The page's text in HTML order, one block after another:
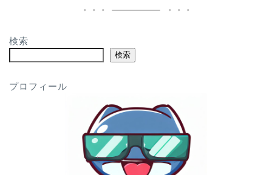
検索
検索
プロフィール